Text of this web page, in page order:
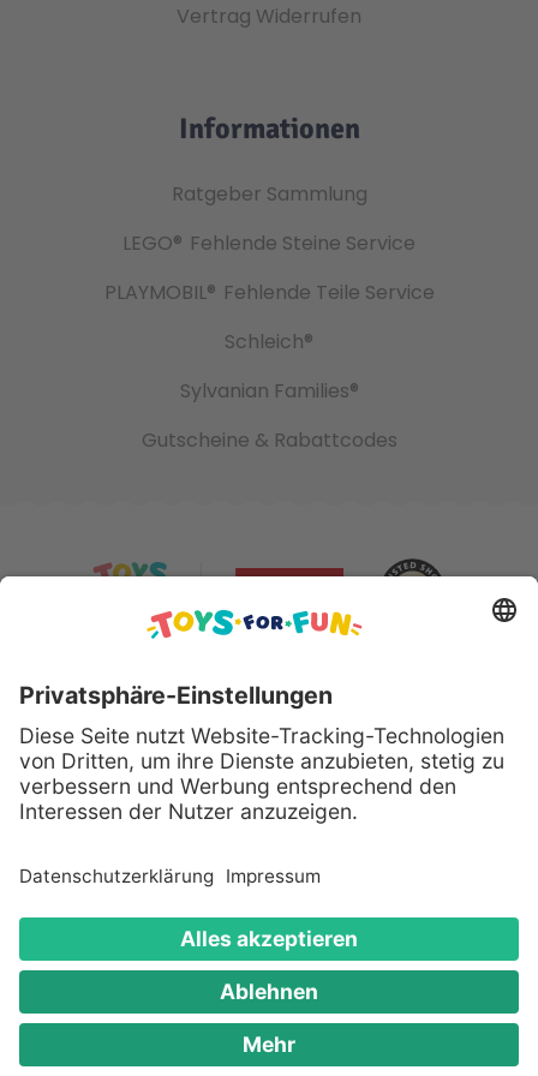
Vertrag Widerrufen
Informationen
Ratgeber Sammlung
LEGO® Fehlende Steine Service
PLAYMOBIL® Fehlende Teile Service
Schleich®
Sylvanian Families®
Gutscheine & Rabattcodes
Sicher bezahlen mit:
Alle genannten Produkte und Logos sind eingetragene
Warenzeichen der jeweiligen Hersteller.
Copyright © 2008 - 2026 Toys for Fun GmbH - Alle
Rechte vorbehalten